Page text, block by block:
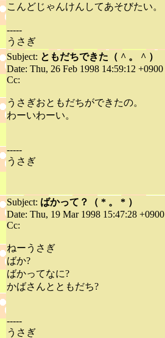
こんどじゃんけんしてあそびたい。
-----
うさぎ
Subject: ともだちできた（ ^ 。 ^ ）
Date: Thu, 26 Feb 1998 14:59:12 +0900
Cc:
うさぎおともだちができたの。
わーいわーい。
-----
うさぎ
Subject: ばかって？（ * 。 * ）
Date: Thu, 19 Mar 1998 15:47:28 +0900
Cc:
ねーうさぎ
ばか?
ばかってなに?
かばさんとともだち?
-----
うさぎ